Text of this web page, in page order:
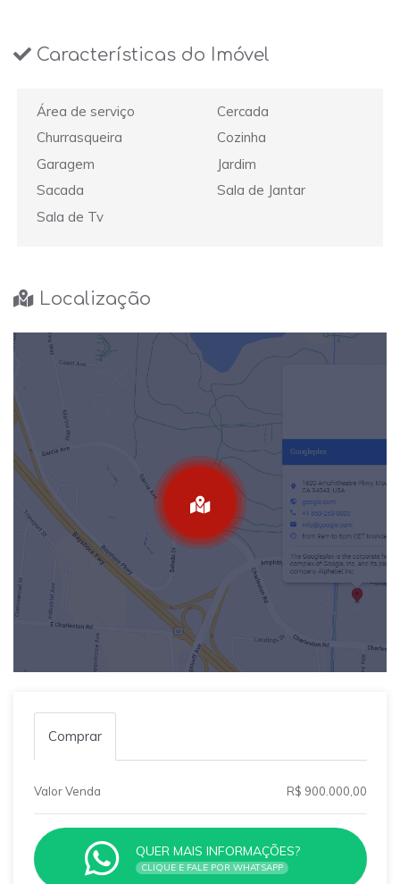
Características do Imóvel
Área de serviço
Cercada
Churrasqueira
Cozinha
Garagem
Jardim
Sacada
Sala de Jantar
Sala de Tv
Localização
Comprar
Valor Venda R$ 900.000,00
QUER MAIS INFORMAÇÕES?
CLIQUE E FALE POR WHATSAPP